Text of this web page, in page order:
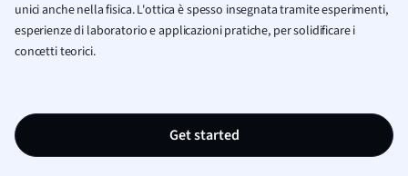
unici anche nella fisica. L'ottica è spesso insegnata tramite esperimenti,
esperienze di laboratorio e applicazioni pratiche, per solidificare i
concetti teorici.
Get started